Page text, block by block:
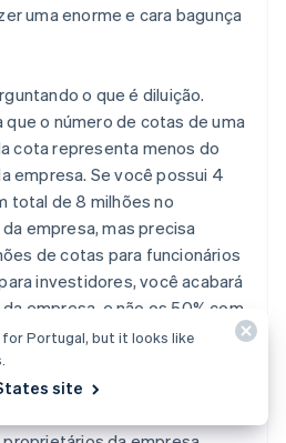
uma enorme e cara bagunça
o que é diluição.
o número de cotas de uma
cota representa menos do
empresa. Se você possui 4
total de 8 milhões no
empresa, mas precisa
de cotas para funcionários
investidores, você acabará
empresa, e não os 50% com
é natural. Dez por cento de um
vale muito
50% de um sonho. Mas você
for Portugal, but it looks like
site